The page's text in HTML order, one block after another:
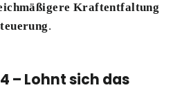
Kraftentfaltung
.
– Lohnt sich das